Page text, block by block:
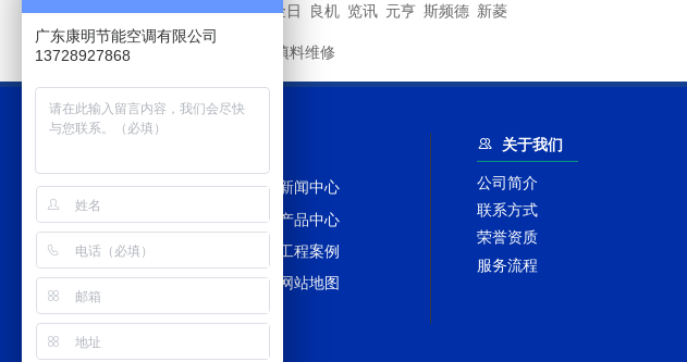
其他品牌 马利 金日 良机 览讯 元亨 斯频德 新菱
冷却塔填料维修
网站首页
新闻中心
冷却塔百科
产品中心
冷却塔配件
工程案例
冷却塔TAGS
网站地图
关于我们
公司简介
联系方式
荣誉资质
服务流程
广东康明节能空调有限公司
13728927868